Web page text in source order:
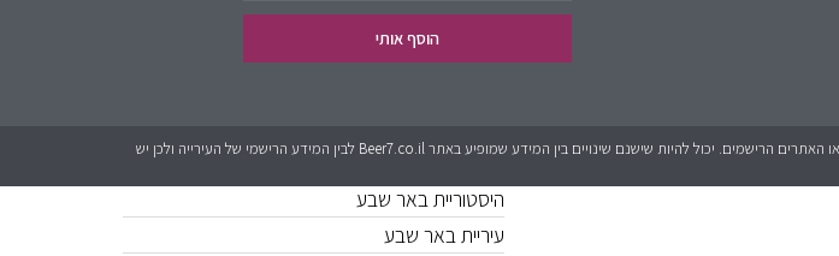
נדל״ן
קישורים חשובים
היסטוריית באר שבע
עיריית באר שבע
הוסף אותי
כל המידע אשר מופיע באתר Beer7.co.il הוא בגדר המלצה בלבד. לאתר אין קשר לגורמים מטעם עיריית באר שבע או האתרים הרישמים. יכול להיות שישנם שינויים בין המידע שמופיע באתר Beer7.co.il לבין המידע הרישמי של העירייה ולכן יש